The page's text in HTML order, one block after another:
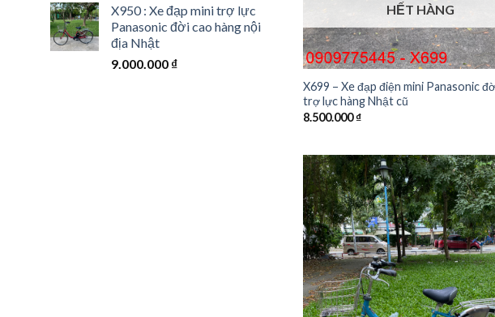
X950 : Xe đạp mini trợ lực
Panasonic đời cao hàng nội
địa Nhật
9.000.000 ₫
HẾT HÀNG
X699 – Xe đạp điện mini Panasonic
trợ lực hàng Nhật cũ
8.500.000₫